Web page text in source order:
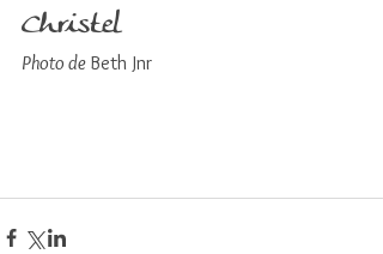
Christel
Photo de Beth Jnr